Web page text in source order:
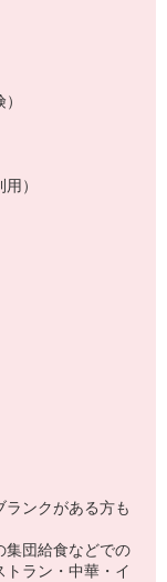
）
ンクがある方も
集団給食などでの
ラン・中華・イ